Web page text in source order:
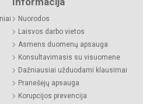
Nuorodos
Laisvos darbo vietos
Asmens duomenų apsauga
Konsultavimasis su visuomene
Dažniausiai užduodami klausimai
Pranešėjų apsauga
Korupcijos prevencija